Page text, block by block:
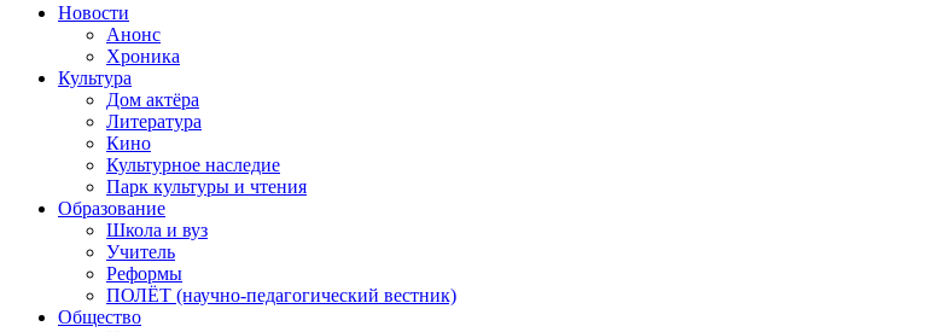
Новости
Анонс
Хроника
Культура
Дом актёра
Литература
Кино
Культурное наследие
Парк культуры и чтения
Образование
Школа и вуз
Учитель
Реформы
ПОЛЁТ (научно-педагогический вестник)
Общество